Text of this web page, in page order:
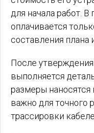
для начала работ.
оплачивается
составления плана
После
выполняется
размеры наносятся
важно для точного
трассировки